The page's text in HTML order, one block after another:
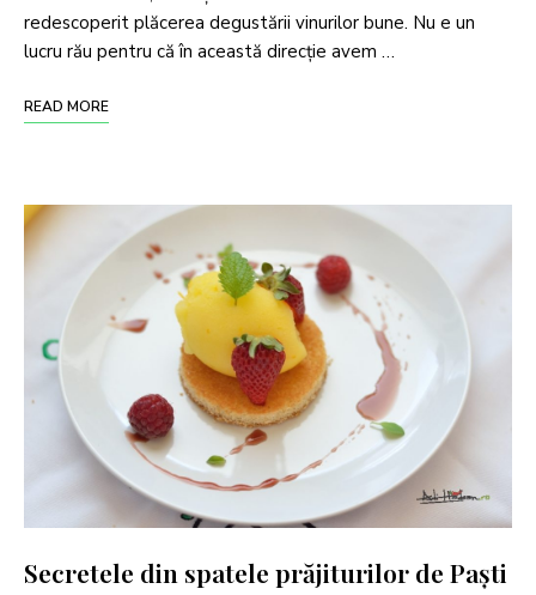
redescoperit plăcerea degustării vinurilor bune. Nu e un
lucru rău pentru că în această direcţie avem …
READ MORE
Secretele din spatele prăjiturilor de Paști